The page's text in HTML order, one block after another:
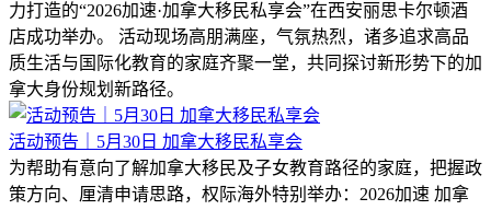
力打造的“2026加速·加拿大移民私享会”在西安丽思卡尔顿酒
店成功举办。 活动现场高朋满座，气氛热烈，诸多追求高品
质生活与国际化教育的家庭齐聚一堂，共同探讨新形势下的加
拿大身份规划新路径。
活动预告｜5月30日 加拿大移民私享会
为帮助有意向了解加拿大移民及子女教育路径的家庭，把握政
策方向、厘清申请思路，权际海外特别举办：2026加速 加拿